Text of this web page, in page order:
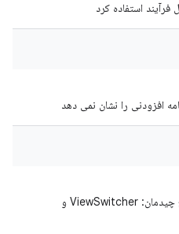
استفاده کرد
افزودنی را نشان نمی دهد
اشکال: نماهای از دست رفته در طراح چیدمان: ViewSwitcher و